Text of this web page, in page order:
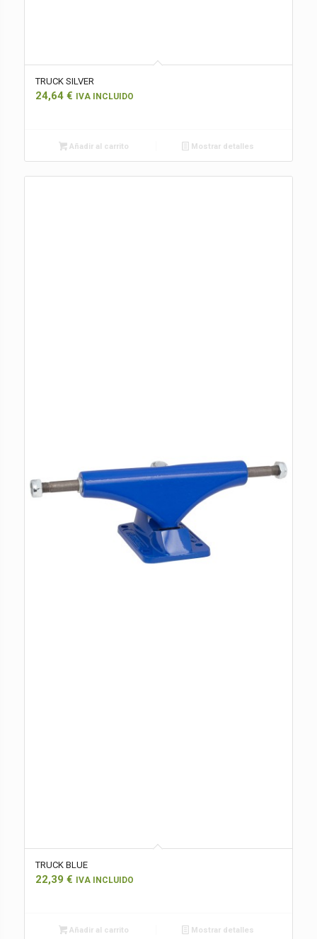
TRUCK SILVER
24,64 € IVA INCLUIDO
Añadir al carrito Mostrar detalles
TRUCK BLUE
22,39 € IVA INCLUIDO
Añadir al carrito Mostrar detalles